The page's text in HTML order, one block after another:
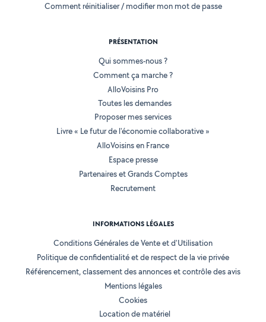
Comment réinitialiser / modifier mon mot de passe
PRÉSENTATION
Qui sommes-nous ?
Comment ça marche ?
AlloVoisins Pro
Toutes les demandes
Proposer mes services
Livre « Le futur de l'économie collaborative »
AlloVoisins en France
Espace presse
Partenaires et Grands Comptes
Recrutement
INFORMATIONS LÉGALES
Conditions Générales de Vente et d'Utilisation
Politique de confidentialité et de respect de la vie privée
Référencement, classement des annonces et contrôle des avis
Mentions légales
Cookies
Location de matériel